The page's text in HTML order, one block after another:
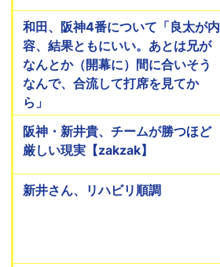
和田、阪神4番について「良太が内
容、結果ともにいい。あとは兄が
なんとか（開幕に）間に合いそう
なんで、合流して打席を見てか
ら」
阪神・新井貴、チームが勝つほど
厳しい現実【zakzak】
新井さん、リハビリ順調